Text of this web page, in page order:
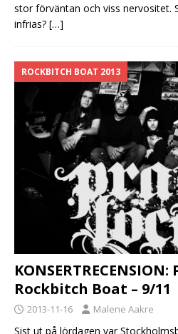
stor förväntan och viss nervositet.
infrias? […]
ROCKBITCH BOAT 2013
Rockbitch Boat – 9/11
2013-11-16 Malene Aakre
Sist ut på lördagen var